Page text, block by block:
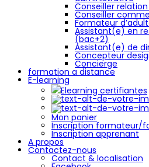
Conseiller
Conseiller
Formateur
Assistant(e) en
(bac+2)
Assistant(e) de
Concepteur
Concierge
formation a distance
E-learning
Elearning certifiantes
Mon panier
Inscription formateur/
Inscription apprenant
A propos
Contactez-nous
Contact & localisation